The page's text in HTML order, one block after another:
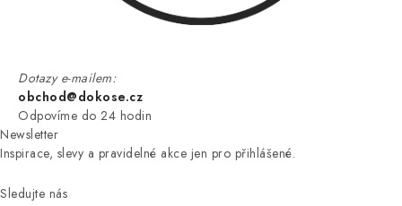
Dotazy e-mailem:
obchod@dokose.cz
Odpovíme do 24 hodin
Newsletter
Inspirace, slevy a pravidelné akce jen pro přihlášené.
Sledujte nás